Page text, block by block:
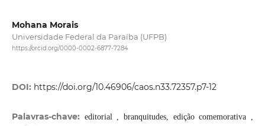
Mohana Morais
Universidade Federal da Paraíba (UFPB)
https://orcid.org/0000-0002-6877-7284
DOI: https://doi.org/10.46906/caos.n33.72357.p7-12
Palavras-chave: editorial , branquitudes, edição comemorativa ,